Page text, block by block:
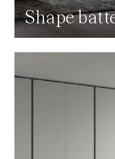
Shape